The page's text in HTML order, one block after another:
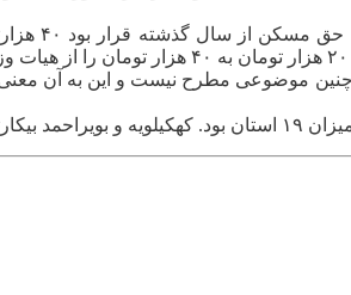
می‌شود. نمایندگان کارگری اخیرا عنوان کرده اند وزارت